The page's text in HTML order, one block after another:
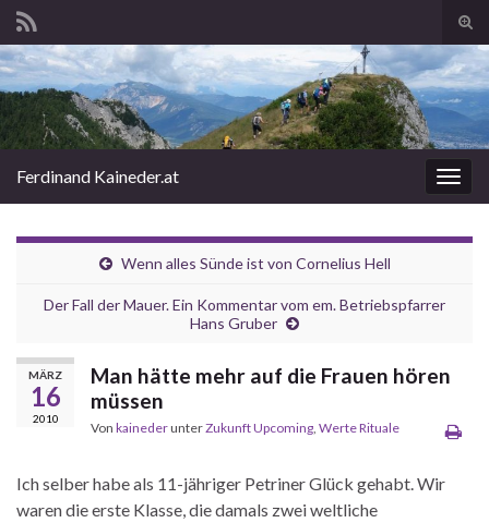
Search for:
Ferdinand Kaineder.at
Wenn alles Sünde ist von Cornelius Hell
Der Fall der Mauer. Ein Kommentar vom em. Betriebspfarrer
Hans Gruber
MÄRZ
16
2010
Man hätte mehr auf die Frauen hören
müssen
Von kainederunterZukunft Upcoming Werte Rituale
Ich selber habe als 11-jähriger Petriner Glück gehabt. Wir
waren die erste Klasse, die damals zwei weltliche